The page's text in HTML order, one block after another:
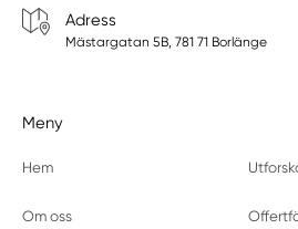
Adress
Mästargatan 5B, 781 71 Borlänge
Meny
Hem
Om oss